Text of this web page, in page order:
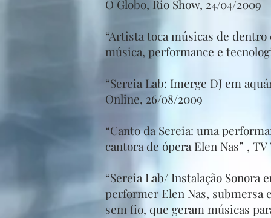
O Globo, Rio Show, 24/04/2009
“Artista toca músicas de
música, performance e
“Sereia Lab: Imerge DJ em
Online, 26/08/2009
“Canto da Sereia: uma
cantora de ópera Elen Nas” ,
“Sereia Lab/ Instalação Sonora
performer Elen Nas, submersa
sem fio, que geram músicas